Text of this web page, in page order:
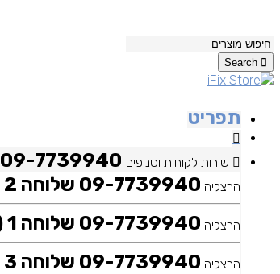
Search
תפריט
שירות לקוחות וסניפים
הרצליה 09-7739940 שלוחה 2 (חנות + זאפ)
הרצליה 09-7739940 שלוחה 1 (מעבדה ראשית)
הרצליה 09-7739940 שלוחה 3